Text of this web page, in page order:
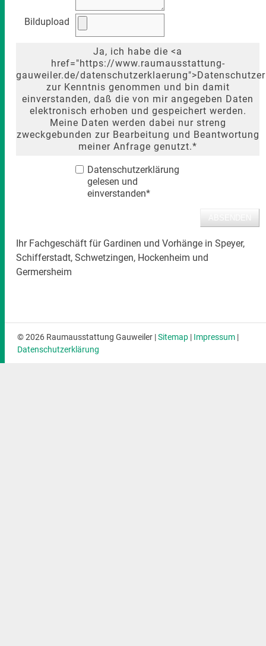
Bildupload
Ja, ich habe die <a
href="https://www.raumausstattung-
gauweiler.de/
zur Kenntnis genommen und bin damit
einverstanden, daß die von mir angegeben Daten
elektronisch erhoben und gespeichert werden.
Meine Daten werden dabei nur streng
zweckgebunden zur Bearbeitung und Beantwortung
meiner Anfrage genutzt.*
Datenschutzerklärung
gelesen und
einverstanden*
Ihr Fachgeschäft für Gardinen und Vorhänge in Speyer,
Schifferstadt, Schwetzingen, Hockenheim und
Germersheim
© 2026 Raumausstattung Gauweiler |Sitemap | Impressum |
Datenschutzerklärung